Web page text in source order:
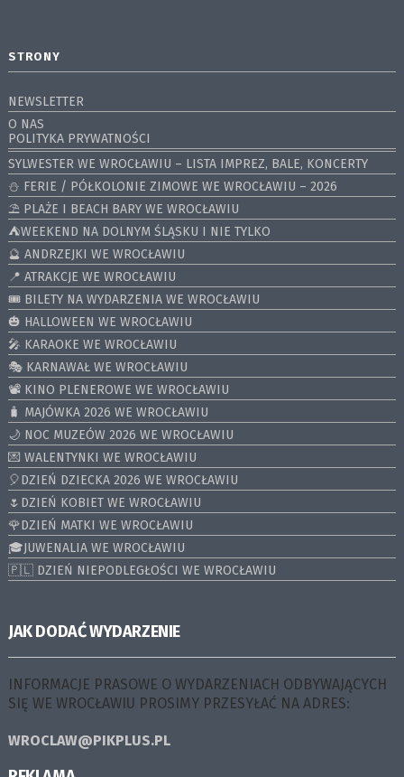
STRONY
NEWSLETTER
O NAS
POLITYKA PRYWATNOŚCI
SYLWESTER WE WROCŁAWIU – LISTA IMPREZ, BALE, KONCERTY
⛄️ FERIE / PÓŁKOLONIE ZIMOWE WE WROCŁAWIU – 2026
⛱️ PLAŻE I BEACH BARY WE WROCŁAWIU
⛺️WEEKEND NA DOLNYM ŚLĄSKU I NIE TYLKO
🔮 ANDRZEJKI WE WROCŁAWIU
📍 ATRAKCJE WE WROCŁAWIU
🎟️ BILETY NA WYDARZENIA WE WROCŁAWIU
🎃 HALLOWEEN WE WROCŁAWIU
🎤 KARAOKE WE WROCŁAWIU
🎭 KARNAWAŁ WE WROCŁAWIU
📽️ KINO PLENEROWE WE WROCŁAWIU
🧳 MAJÓWKA 2026 WE WROCŁAWIU
🌙 NOC MUZEÓW 2026 WE WROCŁAWIU
💌 WALENTYNKI WE WROCŁAWIU
🎈DZIEŃ DZIECKA 2026 WE WROCŁAWIU
🌷DZIEŃ KOBIET WE WROCŁAWIU
🌹DZIEŃ MATKI WE WROCŁAWIU
🎓JUWENALIA WE WROCŁAWIU
🇵🇱 DZIEŃ NIEPODLEGŁOŚCI WE WROCŁAWIU
JAK DODAĆ WYDARZENIE
INFORMACJE PRASOWE O WYDARZENIACH ODBYWAJĄCYCH
SIĘ WE WROCŁAWIU PROSIMY PRZESYŁAĆ NA ADRES:
WROCLAW@PIKPLUS.PL